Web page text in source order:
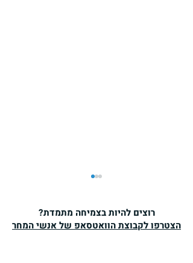
הבת שלי בחרה לא ללמוד
רוצים להיות בצמיחה מתמדת?
הצטרפו לקבוצת הוואטסאפ של אנשי המחר